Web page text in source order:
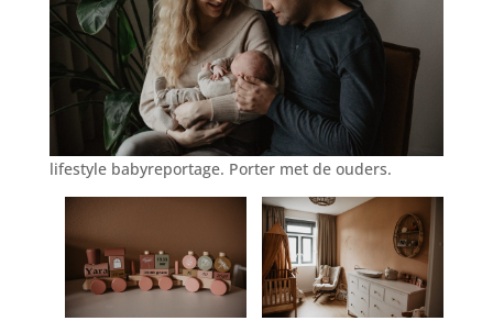
lifestyle babyreportage. Porter met de ouders.